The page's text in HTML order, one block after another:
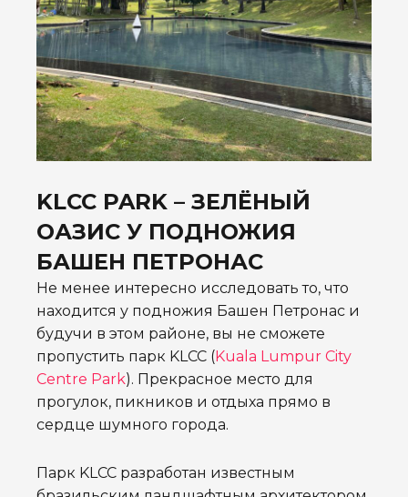
KLCC PARK – ЗЕЛЁНЫЙ
ОАЗИС У ПОДНОЖИЯ
БАШЕН ПЕТРОНАС
Не менее интересно исследовать то, что
находится у подножия Башен Петронас и
будучи в этом районе, вы не сможете
пропустить парк KLCC (Kuala Lumpur City
Centre Park). Прекрасное место для
прогулок, пикников и отдыха прямо в
сердце шумного города.
Парк KLCC разработан известным